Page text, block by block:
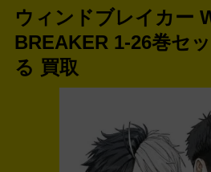
ウィンドブレイカー
BREAKER 1-26巻セ
る 買取